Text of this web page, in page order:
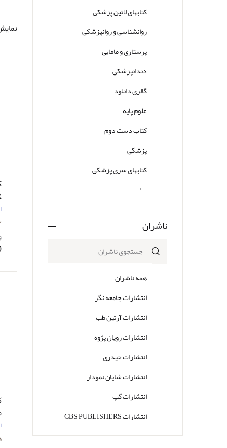
کتابهای لاتین پزشکی
روانشناسی و روانپزشکی
پرستاری و مامایی
دندانپزشکی
گالری دانلود
علوم پایه
کتاب دست دوم
پزشکی
کتابهای سری پزشکی
سایر
ناشران
همه ناشران
انتشارات جامعه نگر
انتشارات آرتین طب
انتشارات رویان پژوه
انتشارات حیدری
انتشارات شایان نمودار
انتشارات گپ
انتشارات CBS PUBLISHERS
انتشارات Thieme
نمایش 0تا26 از